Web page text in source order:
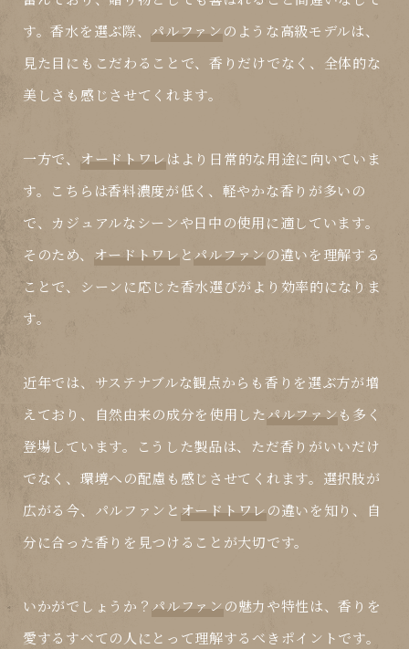
す。香水を選ぶ際、 パルファンのような高級モデルは、
見た目にもこだわることで、香りだけでなく、全体的な
美しさも感じさせてくれます。
一方で、 オードトワレはより日常的な用途に向いていま
す。こちらは香料濃度が低く、軽やかな香りが多いの
で、カジュアルなシーンや日中の使用に適しています。
そのため、 オードトワレ とパルファンの違いを理解する
ことで、シーンに応じた香水選びがより効率的になりま
す。
近年では、サステナブルな観点からも香りを選ぶ方が増
えており、自然由来の成分を使用したパルファンも多く
登場しています。こうした製品は、ただ香りがいいだけ
でなく、環境への配慮も感じさせてくれます。選択肢が
広がる今、 パルファン と オードトワレの違いを知り、自
分に合った香りを見つけることが大切です。
いかがでしょうか？ パルファンの魅力や特性は、香りを
愛するすべての人にとって理解するべきポイントです。